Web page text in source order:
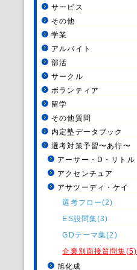
サービス
その他
学業
アルバイト
部活
サークル
ボランティア
留学
その他質問
内定塾データブック
選考対策予習〜あ行〜
アーサー・D・リトル
アクセンチュア
アサツーディ・ケイ
選考フロー(2)
ES設問集(3)
GDテーマ集(2)
企業別面接質問集(5)
旭化成